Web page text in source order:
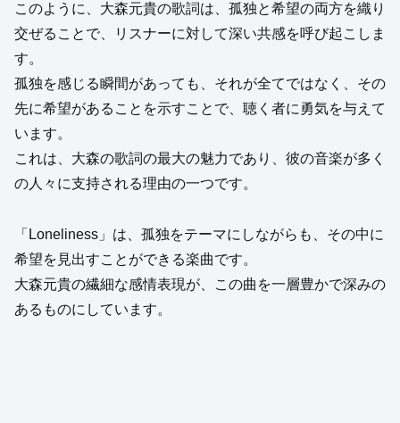
このように、大森元貴の歌詞は、孤独と希望の両方を織り
交ぜることで、リスナーに対して深い共感を呼び起こしま
す。
孤独を感じる瞬間があっても、それが全てではなく、その
先に希望があることを示すことで、聴く者に勇気を与えて
います。
これは、大森の歌詞の最大の魅力であり、彼の音楽が多く
の人々に支持される理由の一つです。
「Loneliness」は、孤独をテーマにしながらも、その中に
希望を見出すことができる楽曲です。
大森元貴の繊細な感情表現が、この曲を一層豊かで深みの
あるものにしています。